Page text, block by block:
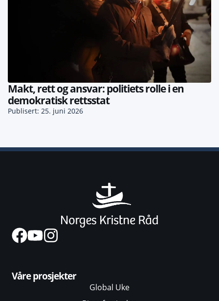
Makt, rett og ansvar: politiets rolle i en
demokratisk rettsstat
Publisert: 25. juni 2026
Våre prosjekter
Global Uke